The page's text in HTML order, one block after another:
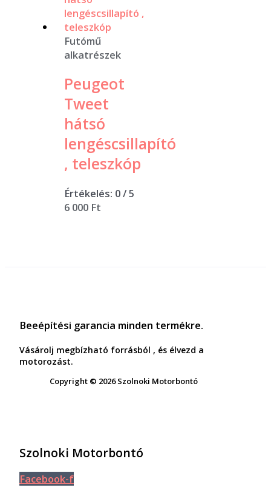
Futómű
alkatrészek
Peugeot
Tweet
hátsó
lengéscsillapító
, teleszkóp
Értékelés: 0/ 5
6 000 Ft
Beeépítési garancia minden termékre.
Vásárolj megbízható forrásból , és élvezd a
motorozást.
Copyright © 2026 Szolnoki Motorbontó
Szolnoki Motorbontó
Facebook-f